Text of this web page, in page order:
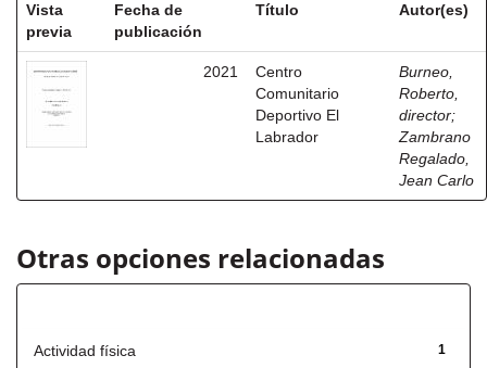
Vista
previa
Fecha de
publicación
Título Autor(es)
2021
Centro
Comunitario
Deportivo El
Labrador
Burneo,
Roberto,
director;
Zambrano
Regalado,
Jean Carlo
Otras opciones relacionadas
1
Actividad física